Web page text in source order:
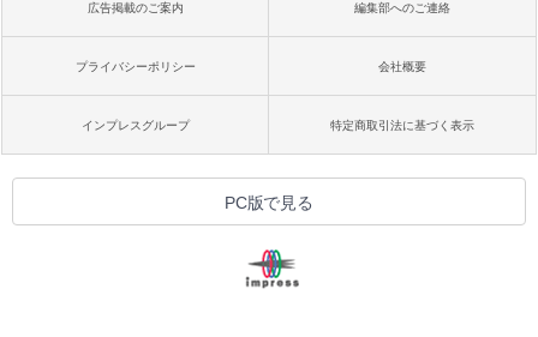
広告掲載のご案内 編集部へのご連絡
プライバシーポリシー 会社概要
インプレスグループ 特定商取引法に基づく表示
PC版で見る